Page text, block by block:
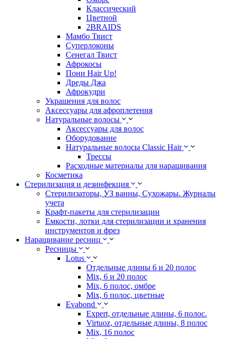
Классический
Цветной
2BRAIDS
Мамбо Твист
Суперлоконы
Сенегал Твист
Афрокосы
Пони Hair Up!
Дреды Джа
Афрокудри
Украшения для волос
Аксессуары для афроплетения
Натуральные волосы
Аксессуары для волос
Оборудование
Натуральные волосы Classic Hair
Трессы
Расходные материалы для наращивания
Косметика
Стерилизация и дезинфекция
Стерилизаторы, УЗ ванны, Сухожары. Журналы
учета
Крафт-пакеты для стерилизации
Емкости, лотки для стерилизации и хранения
инструментов и фрез
Наращивание ресниц
Ресницы
Lotus
Отдельные длины 6 и 20 полос
Mix, 6 и 20 полос
Mix, 6 полос, омбре
Mix, 6 полос, цветные
Evabond
Expert, отдельные длины, 6 полос.
Virtuoz, отдельные длины, 8 полос
Mix, 16 полос